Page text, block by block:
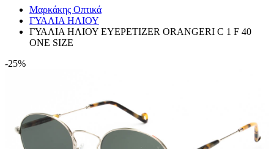
Μαρκάκης Οπτικά
ΓΥΑΛΙΑ ΗΛΙΟΥ
ΓΥΑΛΙΑ ΗΛΙΟΥ EYEPETIZER ORANGERI C 1 F 40
ONE SIZE
-25%